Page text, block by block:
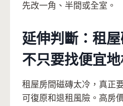
先改一角、半間或全室。
延伸判斷：租屋
不只要找便宜
租屋房間磁磚太冷，真正
可復原和退租風險。高房